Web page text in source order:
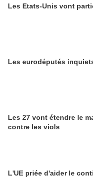
Les Etats-Unis vont
Les eurodéputés
Les 27 vont étendre le
contre les viols
L'UE priée d'aider le